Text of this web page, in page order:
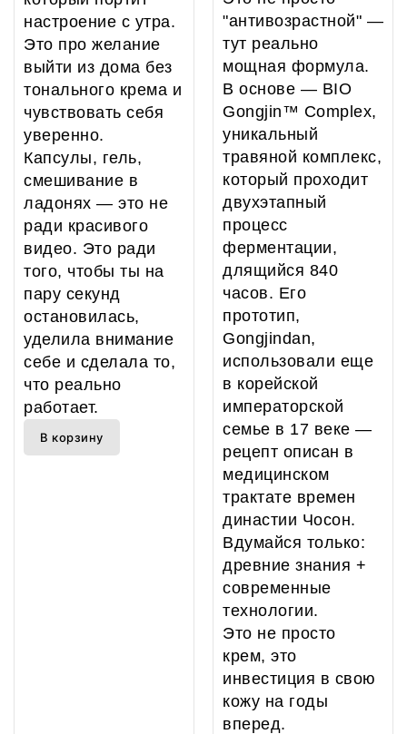
настроение с утра.
Это про желание
выйти из дома без
тонального крема и
чувствовать себя
уверенно.
Капсулы, гель,
смешивание в
ладонях — это не
ради красивого
видео. Это ради
того, чтобы ты на
пару секунд
остановилась,
уделила внимание
себе и сделала то,
что реально
работает.
В корзину
"антивозрастной" —
тут реально
мощная формула.
В основе — BIO
Gongjin™ Complex,
уникальный
травяной комплекс,
который проходит
двухэтапный
процесс
ферментации,
длящийся 840
часов. Его
прототип,
Gongjindan,
использовали еще
в корейской
императорской
семье в 17 веке —
рецепт описан в
медицинском
трактате времен
династии Чосон.
Вдумайся только:
древние знания +
современные
технологии.
Это не просто
крем, это
инвестиция в свою
кожу на годы
вперед.